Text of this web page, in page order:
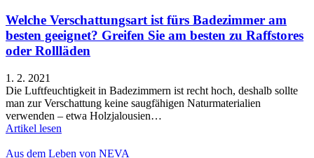
Welche Verschattungsart ist fürs Badezimmer am
besten geeignet? Greifen Sie am besten zu Raffstores
oder Rollläden
1. 2. 2021
Die Luftfeuchtigkeit in Badezimmern ist recht hoch, deshalb sollte
man zur Verschattung keine saugfähigen Naturmaterialien
verwenden – etwa Holzjalousien…
Artikel lesen
Aus dem Leben von NEVA